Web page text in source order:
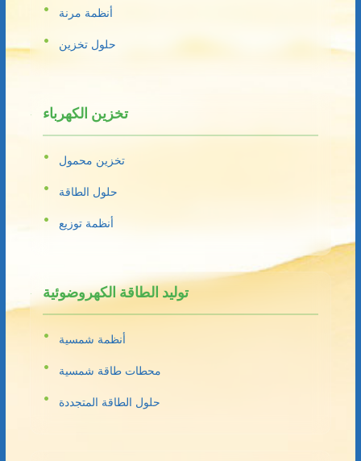
أنظمة مرنة
حلول تخزين
تخزين الكهرباء
تخزين محمول
حلول الطاقة
أنظمة توزيع
توليد الطاقة الكهروضوئية
أنظمة شمسية
محطات طاقة شمسية
حلول الطاقة المتجددة